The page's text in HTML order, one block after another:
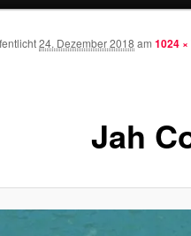
Jah
24. Dezember 2018 am 1024